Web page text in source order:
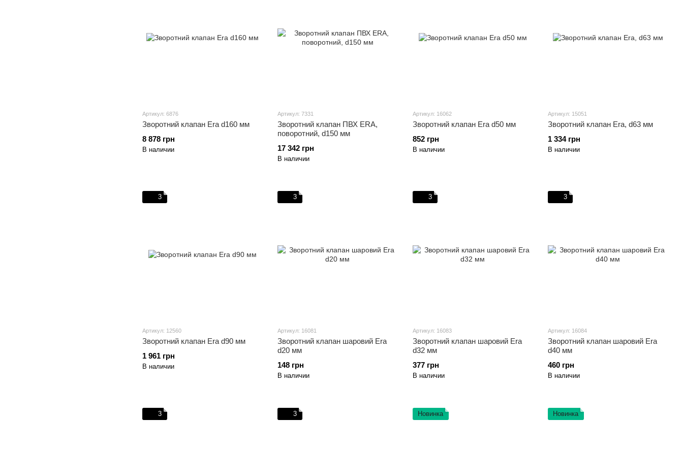
Артикул: 6876
Зворотний клапан Era d160 мм
8 878 грн
В наличии
Артикул: 7331
Зворотний клапан ПВХ ERA,
поворотний, d150 мм
17 342 грн
В наличии
Артикул: 16062
Зворотний клапан Era d50 мм
852 грн
В наличии
Артикул: 15051
Зворотний клапан Era, d63 мм
1 334 грн
В наличии
3
Артикул: 12560
Зворотний клапан Era d90 мм
1 961 грн
В наличии
3
Артикул: 16081
Зворотний клапан шаровий Era
d20 мм
148 грн
В наличии
3
Артикул: 16083
Зворотний клапан шаровий Era
d32 мм
377 грн
В наличии
3
Артикул: 16084
Зворотний клапан шаровий Era
d40 мм
460 грн
В наличии
3 3 Новинка Новинка